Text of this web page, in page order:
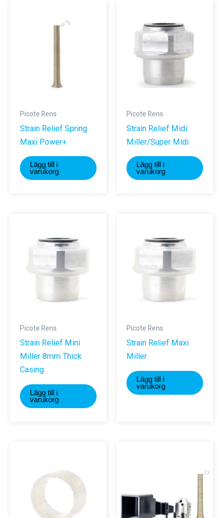
Picote Rens
Strain Relief Spring
Maxi Power+
Lägg till i
varukorg
Picote Rens
Strain Relief Midi
Miller/Super Midi
Lägg till i
varukorg
Picote Rens
Strain Relief Mini
Miller 8mm Thick
Casing
Lägg till i
varukorg
Picote Rens
Strain Relief Maxi
Miller
Lägg till i
varukorg